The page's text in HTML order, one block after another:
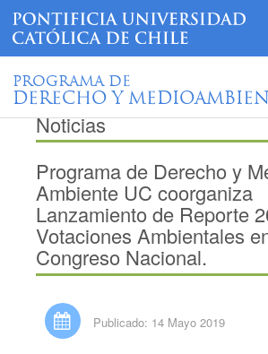
PROGRAMA DE
DERECHO Y
Noticias
Programa de Derecho y
Ambiente UC coorganiza
Lanzamiento de Reporte
Votaciones Ambientales
Congreso Nacional.
Publicado: 14 Mayo 2019